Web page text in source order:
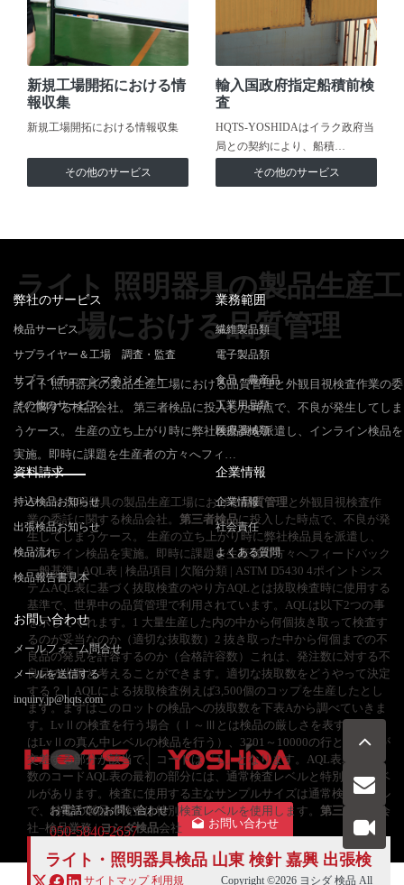
新規工場開拓における情
報収集
新規工場開拓における情報収集
その他のサービス
輸入国政府指定船積前検
査
HQTS-YOSHIDAはイラク政府当
局との契約により、船積…
その他のサービス
ライト 照明器具の製品生産工
場における品質管理
ライト 照明器具の製品生産工場における品質管理と外観目視検査作業の委
託に関する検品会社。 第三者検品に投入した時点で、不良が発生してしま
うケース。 生産の立ち上がり時に弊社検品員を派遣し、インライン検品を
実施。即時に課題を生産者の方々へフィ…
ライト 照明器具の製品生産工場における品質管理 と外観目視検査作
業の委託に関する検品会社。 第三者検品に投入した時点で、不良が発
生してしまうケース。 生産の立ち上がり時に弊社検品員を派遣し、
インライン検品を実施。即時に課題を生産者の方々へフィードバック
一般基準 | AQL表 | 検品項目 | 欠陥分類 | ASTM D5430 4ポイントシス
テムAQL表に基づく抜取検査のやり方AQLとは抜取検査時に使用する
基準で、世界中の品質管理で利用されています。AQLは以下2つの事
を示してくれます。1 大量生産した内の中から何個抜き取って検査す
るのが妥当なのか（適切な抜取数）2 抜き取った中から何個までの不
良品の発見を許容するのか（合格許容数）これは、発注数に対する不
良品の上限と考えることができます。適切な抜取数をどうやって決定
する？｜AQLによる抜取検査例えば3,500個のコップを生産したとし
ます。まずはこのロットの検品への抜取数を下表Aから調べていきま
す。LvⅡの検査を行う場合（Ⅰ～Ⅲとは検品の厳しさを表す。通常
はLvⅡの真ん中レベルの検品を行う）、3201～10000の行とⅡの列が
交差する部分が該当で、コードは 「L」となります。AQL表A：抜取
数のコードAQL表の最初の部分には、通常検査レベルと特別検査レベ
ルがあります。検査に使用する主なサンプルサイズは通常検査レベル
で、特定の製品の検査は特別検査レベルを使用します。 第三者検品
会
社–検品業務 |ヨシダ検品会社
ライト・照明器具検品 山東 検針 嘉興 出張検
弊社のサービス
検品サービス
サプライヤー＆工場 調査・監査
サプライチェーンマネジメント
その他のサービス
業務範囲
繊維製品類
電子製品類
食品・農産品
工業用品類
医療器械類
資料請求
持込検品お知らせ
出張検品お知らせ
検品流れ
検品報告書見本
企業情報
企業情報
社会責任
よくある質問
お問い合わせ
メールフォーム問合せ
メールを送信する
inquiry.jp@hqts.com
お電話でのお問い合わせ
050-5840-2657
お問い合わせ
サイトマップ 利用規 Copyright ©2026 ヨシダ 検品 All